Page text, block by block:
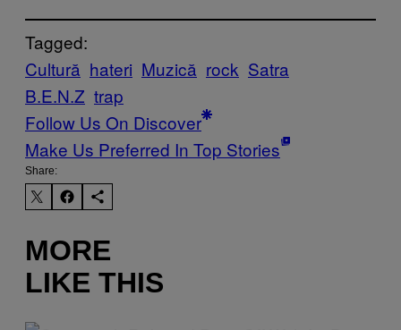
Tagged:
Cultură hateri Muzică rock Satra
B.E.N.Z trap
Follow Us On Discover
Make Us Preferred In Top Stories
Share:
MORE
LIKE THIS